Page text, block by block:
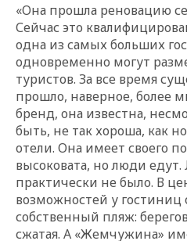
«Она прошла реновацию
Сейчас это
одна из самых больших
одновременно могут
туристов. За все время
прошло, наверное, более
бренд, она известна,
быть, не так хороша, как
отели. Она имеет своего
высоковата, но люди
практически не было. В
возможностей у гостиниц
собственный пляж:
сжатая. А «Жемчужина»